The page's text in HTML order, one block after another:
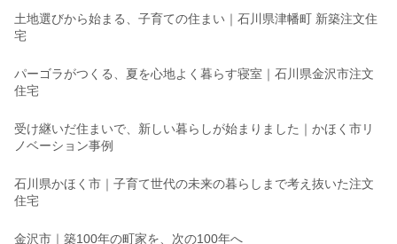
土地選びから始まる、子育ての住まい｜石川県津幡町 新築注文住
宅
パーゴラがつくる、夏を心地よく暮らす寝室｜石川県金沢市注文
住宅
受け継いだ住まいで、新しい暮らしが始まりました｜かほく市リ
ノベーション事例
石川県かほく市｜子育て世代の未来の暮らしまで考え抜いた注文
住宅
金沢市｜築100年の町家を、次の100年へ